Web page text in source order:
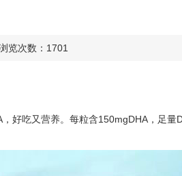
览次数：1701
好吃又营养。每粒含150mgDHA，足量